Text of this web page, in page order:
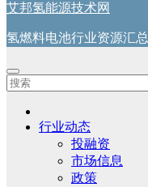
艾邦氢能源技术网
氢燃料电池行业资源汇总
行业动态
投融资
市场信息
政策